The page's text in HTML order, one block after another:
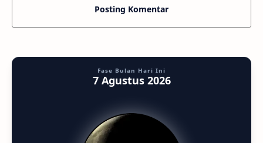
Posting Komentar
Fase Bulan Hari Ini
7 Agustus 2026